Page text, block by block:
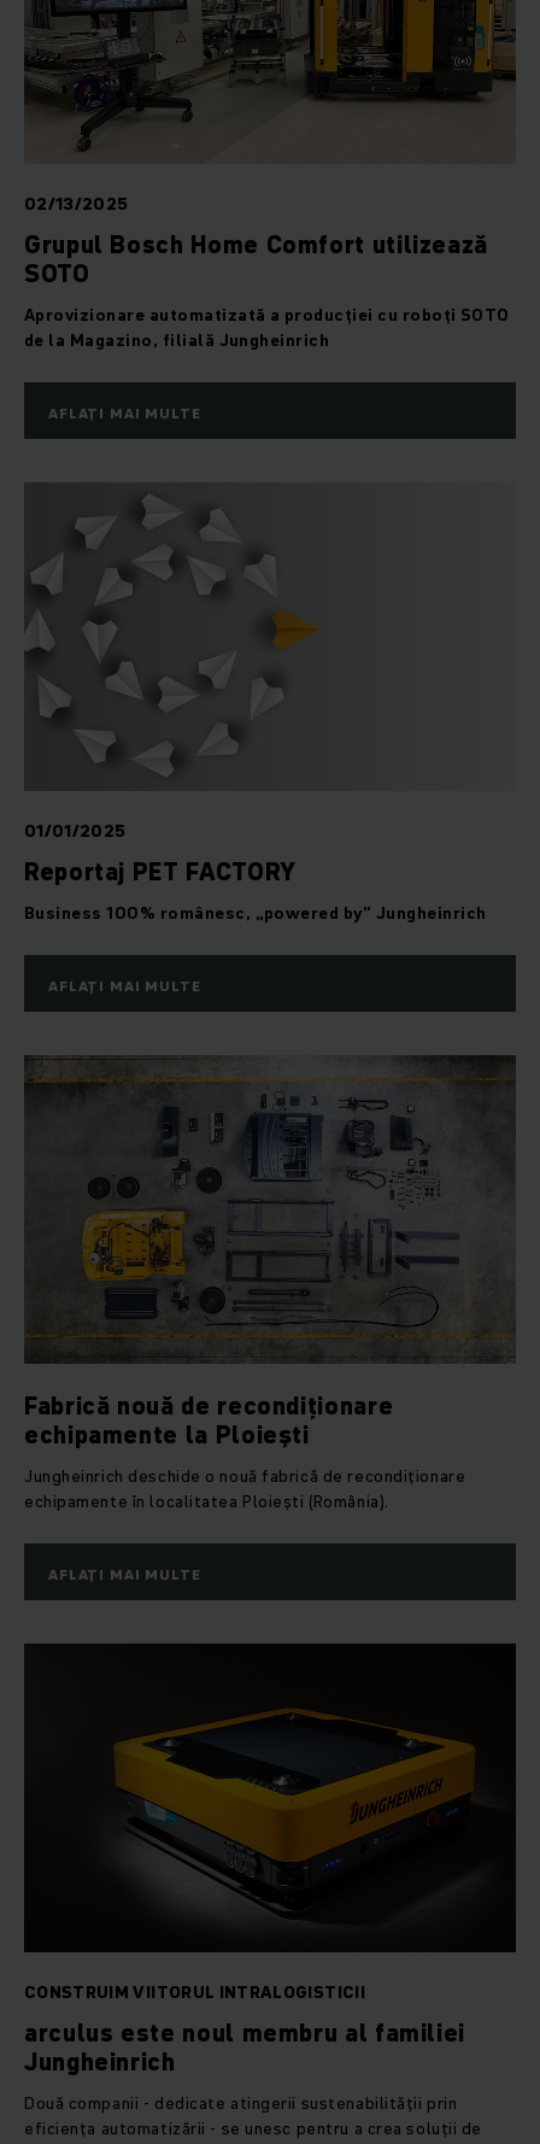
02/13/2025
Grupul Bosch Home Comfort utilizează
SOTO
Aprovizionare automatizată a producției cu roboți SOTO
de la Magazino, filială Jungheinrich
AFLAȚI MAI MULTE
01/01/2025
Reportaj PET FACTORY
Business 100% românesc, „powered by” Jungheinrich
AFLAȚI MAI MULTE
Fabrică nouă de recondiționare
echipamente la Ploiești
Jungheinrich deschide o nouă fabrică de recondiționare
echipamente în localitatea Ploiești (România).
AFLAȚI MAI MULTE
CONSTRUIM VIITORUL INTRALOGISTICII
arculus este noul membru al familiei
Jungheinrich
Două companii - dedicate atingerii sustenabilității prin
eficiența automatizării - se unesc pentru a crea soluții de